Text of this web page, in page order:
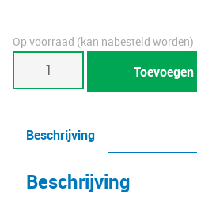
Op voorraad (kan nabesteld worden)
spot
Beschrijving
Beschrijving